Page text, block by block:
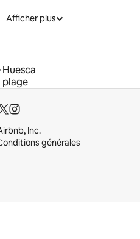
Afficher plus
Huesca
plage
Inc.
générales